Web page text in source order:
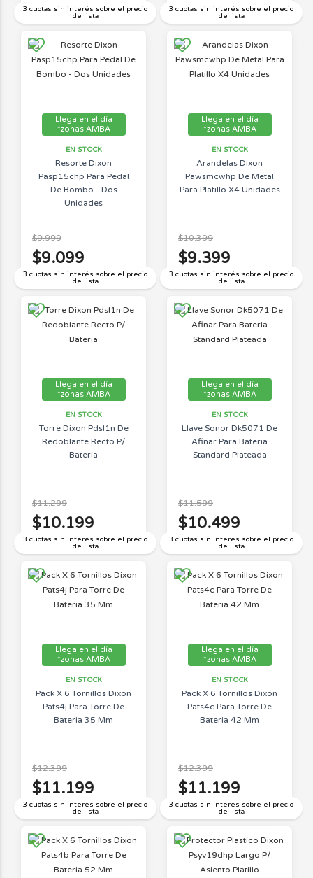
3 cuotas sin interés sobre el precio
de lista
3 cuotas sin interés sobre el precio
de lista
Llega en el día
*zonas AMBA
EN STOCK
Resorte Dixon
Pasp15chp Para Pedal
De Bombo - Dos
Unidades
3 cuotas sin interés sobre el precio
de lista
$9.999
$9.099
Llega en el día
*zonas AMBA
EN STOCK
Arandelas Dixon
Pawsmcwhp De Metal
Para Platillo X4 Unidades
3 cuotas sin interés sobre el precio
de lista
$10.399
$9.399
Llega en el día
*zonas AMBA
EN STOCK
Torre Dixon Pdsl1n De
Redoblante Recto P/
Bateria
3 cuotas sin interés sobre el precio
de lista
$11.299
$10.199
Llega en el día
*zonas AMBA
EN STOCK
Llave Sonor Dk5071 De
Afinar Para Bateria
Standard Plateada
3 cuotas sin interés sobre el precio
de lista
$11.599
$10.499
Llega en el día
*zonas AMBA
EN STOCK
Pack X 6 Tornillos Dixon
Pats4j Para Torre De
Bateria 35 Mm
3 cuotas sin interés sobre el precio
de lista
$12.399
$11.199
Llega en el día
*zonas AMBA
EN STOCK
Pack X 6 Tornillos Dixon
Pats4c Para Torre De
Bateria 42 Mm
3 cuotas sin interés sobre el precio
de lista
$12.399
$11.199